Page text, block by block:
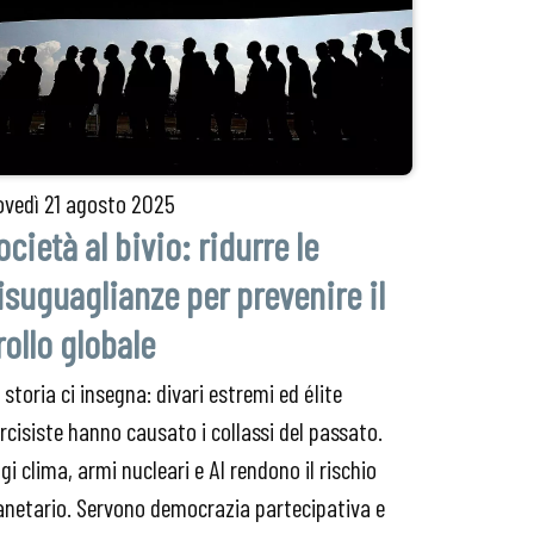
21 agosto 2025
al bivio: ridurre le
per prevenire il
globale
ci insegna: divari estremi ed élite
hanno causato i collassi del passato.
clima, armi nucleari e AI rendono il rischio
Servono democrazia partecipativa e